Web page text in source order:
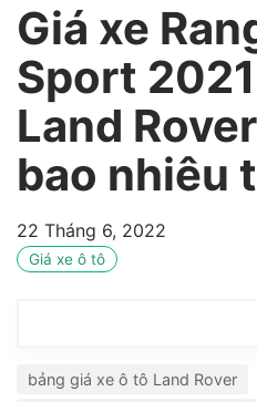
Giá xe
Sport
Land
bao nhiêu
22 Tháng 6, 2022
Giá xe ô tô
bảng giá xe ô tô Land Rover